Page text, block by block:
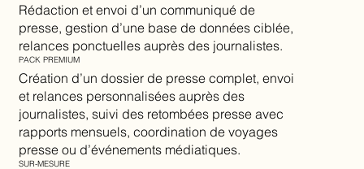
Rédaction et envoi d’un communiqué de
presse, gestion d’une base de données ciblée,
relances ponctuelles auprès des journalistes.
PACK PREMIUM
Création d’un dossier de presse complet, envoi
et relances personnalisées auprès des
journalistes, suivi des retombées presse avec
rapports mensuels, coordination de voyages
presse ou d’événements médiatiques.
SUR-MESURE